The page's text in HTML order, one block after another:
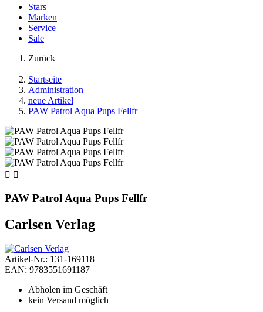
Stars
Marken
Service
Sale
Zurück
|
Startseite
Administration
neue Artikel
PAW Patrol Aqua Pups Fellfr
 
PAW Patrol Aqua Pups Fellfr
Carlsen Verlag
Artikel-Nr.: 131-169118
EAN: 9783551691187
Abholen im Geschäft
kein Versand möglich